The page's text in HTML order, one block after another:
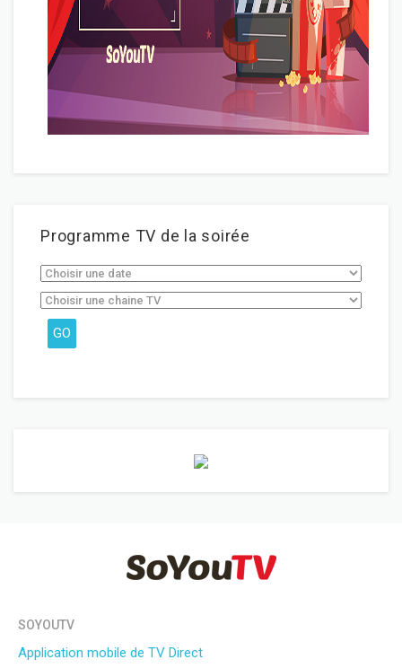
Programme TV de la soirée
SOYOUTV
Application mobile de TV Direct